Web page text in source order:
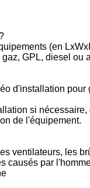
(en
GPL, diesel ou
d'installation
si nécessaire,
de l'équipement.
ventilateurs, les
causés par